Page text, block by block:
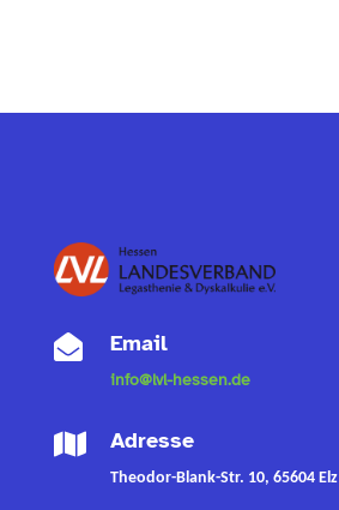
 Email
info@lvl-hessen.de
 Adresse
Theodor-Blank-Str. 10, 65604 Elz